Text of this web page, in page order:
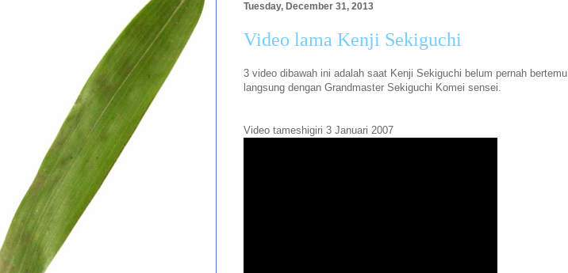
Tuesday, December 31, 2013
Video lama Kenji Sekiguchi
3 video dibawah ini adalah saat Kenji Sekiguchi belum pernah bertemu
langsung dengan Grandmaster Sekiguchi Komei sensei.
Video tameshigiri 3 Januari 2007